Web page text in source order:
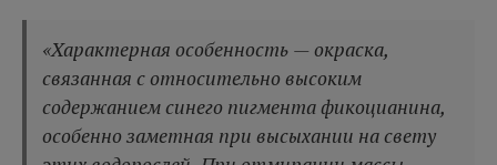
«Характерная особенность — окраска,
связанная с относительно высоким
содержанием синего пигмента фикоцианина,
особенно заметная при высыхании на свету